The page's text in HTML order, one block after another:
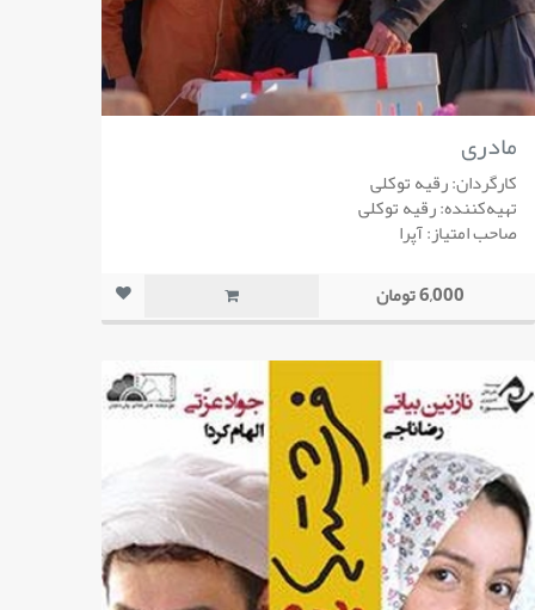
مادری
کارگردان: رقیه توکلی
تهیه‌کننده: رقیه توکلی
صاحب امتیاز: آپرا
6,000 تومان